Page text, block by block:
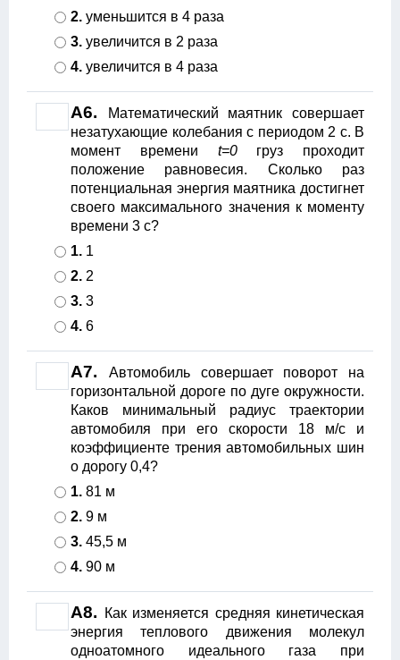
2. уменьшится в 4 раза
3. увеличится в 2 раза
4. увеличится в 4 раза
А6.
Математический маятник совершает
незатухающие колебания с периодом 2 с. В
момент времени t=0груз проходит
положение равновесия. Сколько раз
потенциальная энергия маятника достигнет
своего максимального значения к моменту
времени 3 с?
1. 1
2. 2
3. 3
4. 6
А7.
Автомобиль совершает поворот на
горизонтальной дороге по дуге окружности.
Каков минимальный радиус траектории
автомобиля при его скорости 18 м/с и
коэффициенте трения автомобильных шин
о дорогу 0,4?
1. 81 м
2. 9 м
3. 45,5 м
4. 90 м
А8.
Как изменяется средняя кинетическая
энергия теплового движения молекул
одноатомного идеального газа при